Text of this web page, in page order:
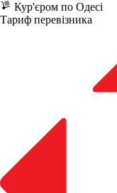
Кур'єром по Одесі
Тариф перевізника